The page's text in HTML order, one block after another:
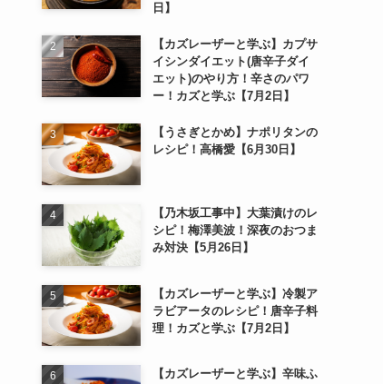
日】
【カズレーザーと学ぶ】カプサ
イシンダイエット(唐辛子ダイ
エット)のやり方！辛さのパワ
ー！カズと学ぶ【7月2日】
【うさぎとかめ】ナポリタンの
レシピ！高橋愛【6月30日】
【乃木坂工事中】大葉漬けのレ
シピ！梅澤美波！深夜のおつま
み対決【5月26日】
【カズレーザーと学ぶ】冷製ア
ラビアータのレシピ！唐辛子料
理！カズと学ぶ【7月2日】
【カズレーザーと学ぶ】辛味ふ